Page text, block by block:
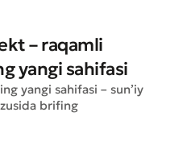
– raqamli
yangi sahifasi
yangi sahifasi – sun’iy
brifing